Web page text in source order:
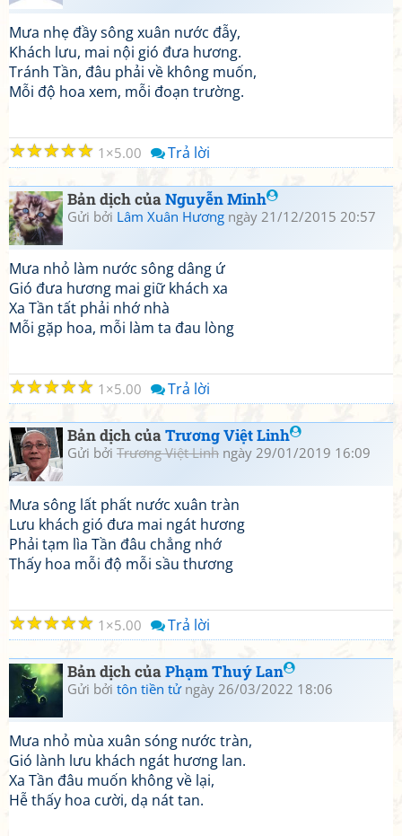
Mưa nhẹ đầy sông xuân nước đẫy,
Khách lưu, mai nội gió đưa hương.
Tránh Tần, đâu phải về không muốn,
Mỗi độ hoa xem, mỗi đoạn trường.
☆
☆
☆
☆
☆ 1 5.00 Trả lời
Bản dịch củaNguyễn Minh
Gửi bởi Lâm Xuân Hương ngày 21/12/2015 20:57
Mưa nhỏ làm nước sông dâng ứ
Gió đưa hương mai giữ khách xa
Xa Tần tất phải nhớ nhà
Mỗi gặp hoa, mỗi làm ta đau lòng
☆
☆
☆
☆
☆ 1 5.00 Trả lời
Bản dịch củaTrương Việt Linh
Gửi bởi Trương Việt Linh ngày 29/01/2019 16:09
Mưa sông lất phất nước xuân tràn
Lưu khách gió đưa mai ngát hương
Phải tạm lìa Tần đâu chẳng nhớ
Thấy hoa mỗi độ mỗi sầu thương
☆
☆
☆
☆
☆ 1 5.00 Trả lời
Bản dịch củaPhạm Thuý Lan
Gửi bởi tôn tiền tửngày 26/03/2022 18:06
Mưa nhỏ mùa xuân sóng nước tràn,
Gió lành lưu khách ngát hương lan.
Xa Tần đâu muốn không về lại,
Hễ thấy hoa cười, dạ nát tan.